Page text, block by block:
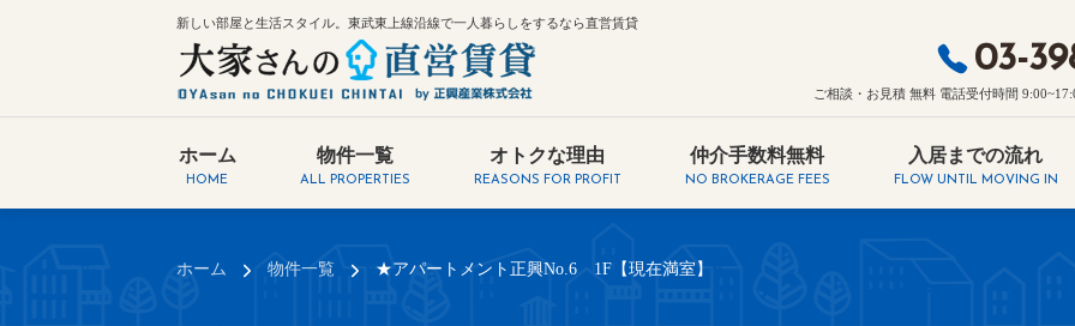
新しい部屋と生活スタイル。東武東上線沿線で一人暮らしをするなら直営賃貸
03-
ご相談・お見積 無料 電話受付時間
ホーム
HOME
物件一覧
ALL PROPERTIES
オトクな理由
REASONS FOR PROFIT
仲介手数料無料
NO BROKERAGE FEES
入居までの流れ
FLOW UNTIL MOVING IN
ホーム 物件一覧 ★アパートメント正興No.6 1F【現在満室】